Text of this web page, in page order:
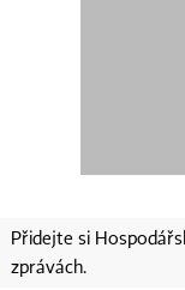
Přidejte si
zprávách.